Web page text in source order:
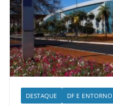
DESTAQUE DF E ENTORNO